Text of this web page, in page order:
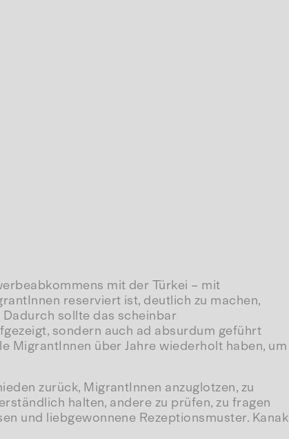
mit der Türkei – mit
reserviert ist, deutlich zu machen,
sollte das scheinbar
sondern auch ad absurdum geführt
MigrantInnen über Jahre wiederholt haben, um
zurück, MigrantInnen anzuglotzen, zu
halten, andere zu prüfen, zu fragen
und liebgewonnene Rezeptionsmuster. Kanak